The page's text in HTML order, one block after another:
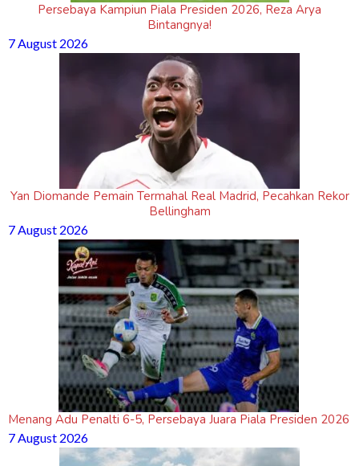
Persebaya Kampiun Piala Presiden 2026, Reza Arya
Bintangnya!
7 August 2026
Yan Diomande Pemain Termahal Real Madrid, Pecahkan Rekor
Bellingham
7 August 2026
Menang Adu Penalti 6-5, Persebaya Juara Piala Presiden 2026
7 August 2026